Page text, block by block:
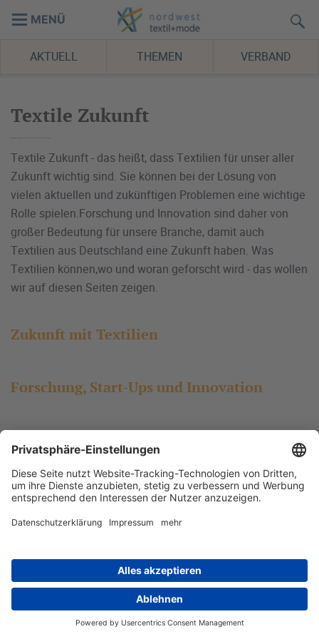
MENÜ
AKTUELL THEMEN VERBAND
Textile Zukunft
Textile Zukunft - das heißt, dass Textilien für unser aller
Zukunft wichtig sind. Sie können bei der Lösung von
vielen aktuellen und zukünftigen Problemen eine wichtige
Rolle spielen.Forschung und Innovation sind daher von
großer Bedeutung für unsere Branche, damit auch
Textilien aus Deutschland eine Zukunft haben. Was
Textilien können,wo und woran geforscht wird - das wollen
wir auf diesen Seiten zeigen.
Zukunft mit Textilien
Forschung, Start-Ups und Innovation
© Verband der Nordwestdeutschen Textil- und Bekleidungsindustrie, 2026
Datenschutz